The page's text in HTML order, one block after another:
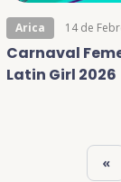
Arica 14 de
Carnaval
Latin Girl 2026
«